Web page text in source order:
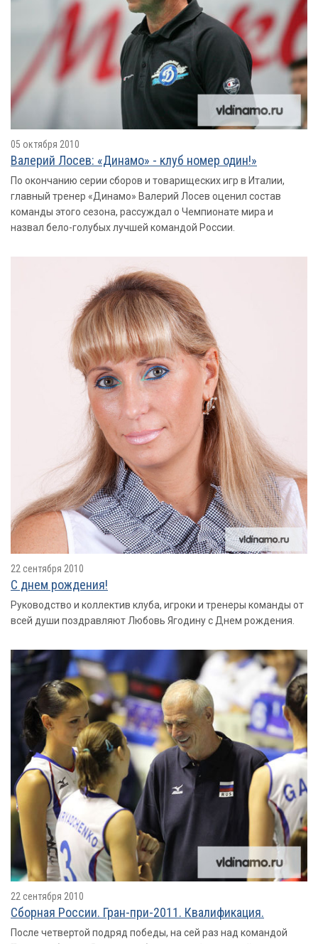
05 октября 2010
Валерий Лосев: «Динамо» - клуб номер один!»
По окончанию серии сборов и товарищеских игр в Италии,
главный тренер «Динамо» Валерий Лосев оценил состав
команды этого сезона, рассуждал о Чемпионате мира и
назвал бело-голубых лучшей командой России.
22 сентября 2010
С днем рождения!
Руководство и коллектив клуба, игроки и тренеры команды от
всей души поздравляют Любовь Ягодину с Днем рождения.
22 сентября 2010
Сборная России. Гран-при-2011. Квалификация.
После четвертой подряд победы, на сей раз над командой